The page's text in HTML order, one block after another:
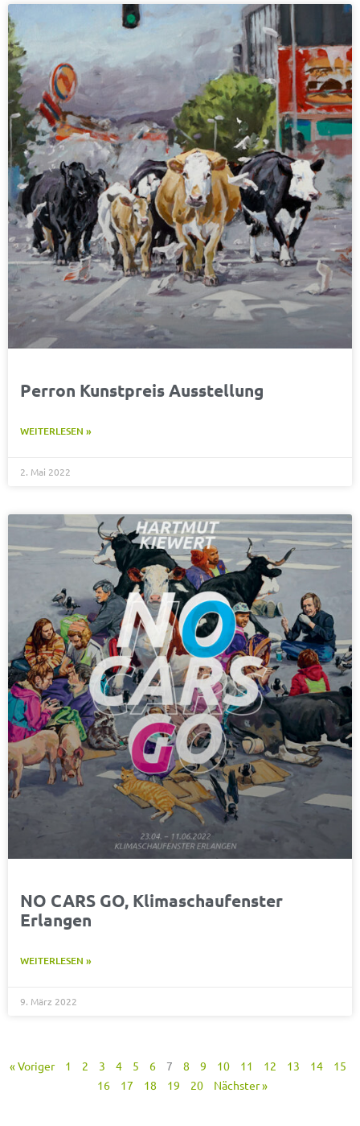
Perron Kunstpreis Ausstellung
WEITERLESEN »
2. Mai 2022
NO CARS GO, Klimaschaufenster
Erlangen
WEITERLESEN »
9. März 2022
« Voriger 1 2 3 4 5 6 7 8 9 10 11 12 13 14
15
16
17 18 19 20 Nächster »